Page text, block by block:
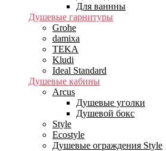
Для ваннны
Душевые гарнитуры
Grohe
damixa
TEKA
Kludi
Ideal Standard
Душевые кабины
Arcus
Душевые уголки
Душевой бокс
Style
Ecostyle
Душевые ограждения Style